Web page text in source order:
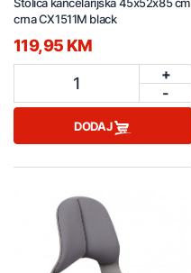
Stolica kancelarijska 45x52x85 cm
crna CX1511M black
119,95 KM
1
+
-
DODAJ